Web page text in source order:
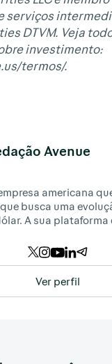
serviços
DTVM. Veja
investimento:
termos/.
Avenue
americana
busca uma
A sua
Ver perfil